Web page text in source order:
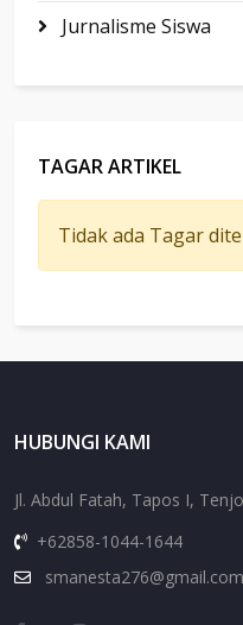
Jurnalisme Siswa
TAGAR ARTIKEL
Tidak ada Tagar
HUBUNGI KAMI
Jl. Abdul Fatah, Tapos I,
+62858-1044-1644
smanesta276@gmail.com